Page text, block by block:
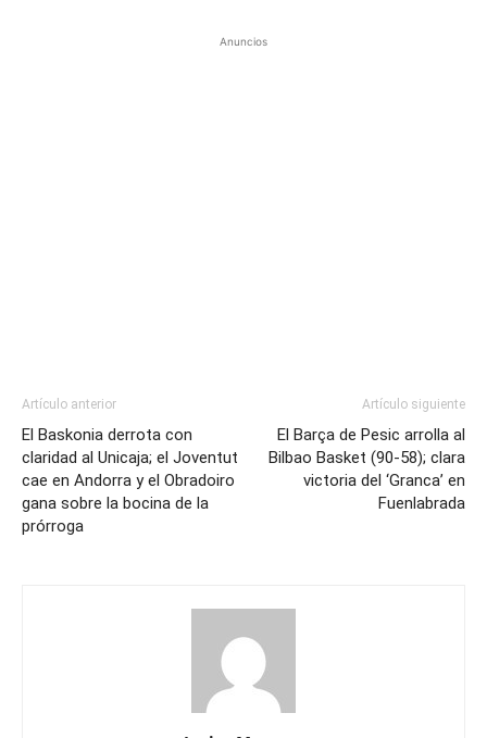
Anuncios
Artículo anterior
El Baskonia derrota con
claridad al Unicaja; el Joventut
cae en Andorra y el Obradoiro
gana sobre la bocina de la
prórroga
Artículo siguiente
El Barça de Pesic arrolla al
Bilbao Basket (90-58); clara
victoria del ‘Granca’ en
Fuenlabrada